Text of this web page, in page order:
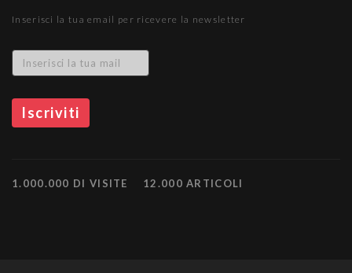
Inserisci la tua email per ricevere la newsletter
1.000.000 DI VISITE 12.000 ARTICOLI